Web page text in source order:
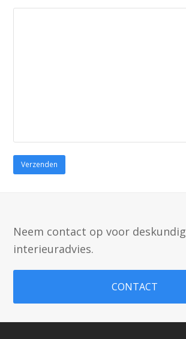
Gelieve dit veld leeg te laten.
Neem contact op voor deskundig
interieuradvies.
CONTACT